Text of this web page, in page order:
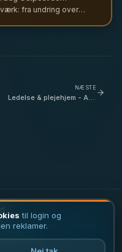
fra undring over
videre.
NÆSTE
Ledelse & plejehjem - Alle
· Privatlivspolitik
til login og
reklamer.